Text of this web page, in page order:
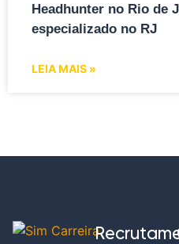
Headhunter no Rio de
especializado no RJ
LEIA MAIS »